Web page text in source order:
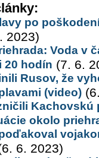
po
2023)
Voda v
20 hodín (7. 6.
Rusov, že
(video)
Kachovskú
okolo
6. 2023)